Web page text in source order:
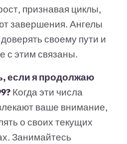
признавая циклы,
завершения. Ангелы
своему пути и
с этим связаны.
если я продолжаю
Когда эти числа
ваше внимание,
о своих текущих
Занимайтесь